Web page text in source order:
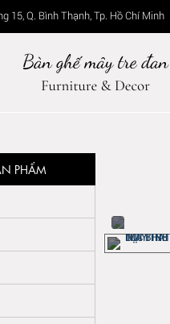
15, Q. Bình Thạnh, Tp. Hồ Chí Minh
PHẨM